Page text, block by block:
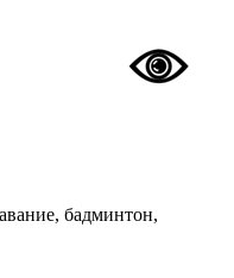
бадминтон,